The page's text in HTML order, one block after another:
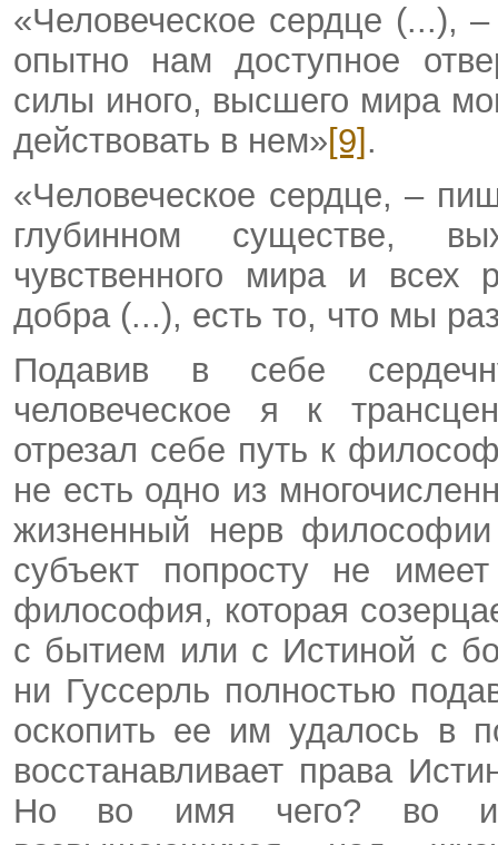
«Человеческое сердце (...),
опытно нам доступное
силы иного, высшего мира
действовать в нем»[9] .
«Человеческое сердце, –
глубинном существе,
чувственного мира и всех
добра (...), есть то, что мы
Подавив в себе
человеческое я к
отрезал себе путь к
не есть одно из
жизненный нерв философии
субъект попросту не
философия, которая
с бытием или с Истиной с
ни Гуссерль полностью
оскопить ее им удалось в
восстанавливает права
Но во имя чего? во